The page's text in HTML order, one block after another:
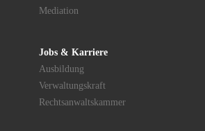
Mediation
Jobs & Karriere
Ausbildung
Verwaltungskraft
Rechtsanwaltskammer